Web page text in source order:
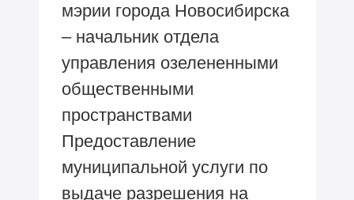
мэрии города Новосибирска
– начальник отдела
управления озелененными
общественными
пространствами
Предоставление
муниципальной услуги по
выдаче разрешения на